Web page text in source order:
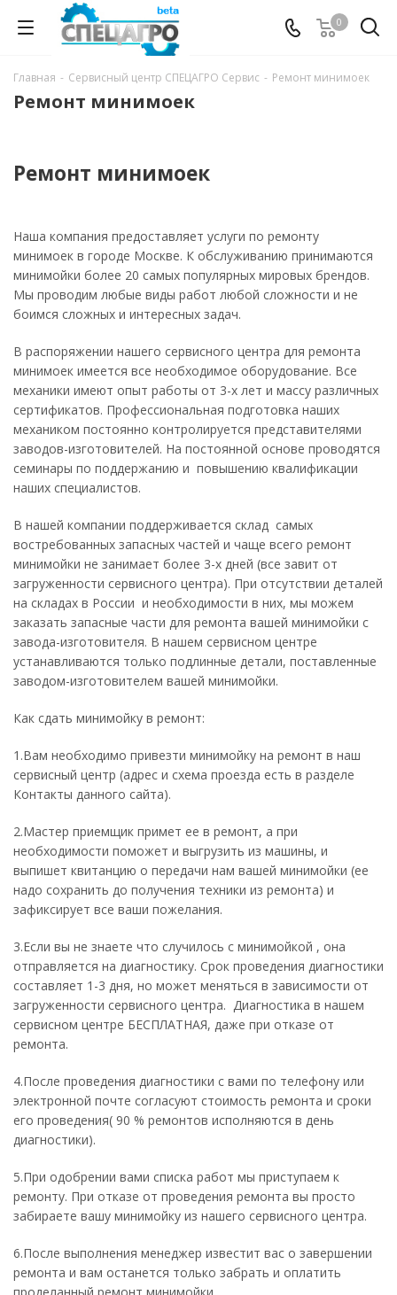
0
Главная - Сервисный центр СПЕЦАГРО Сервис - Ремонт минимоек
Ремонт минимоек
Ремонт минимоек
Наша компания предоставляет услуги по ремонту
минимоек в городе Москве. К обслуживанию принимаются
минимойки более 20 самых популярных мировых брендов.
Мы проводим любые виды работ любой сложности и не
боимся сложных и интересных задач.
В распоряжении нашего сервисного центра для ремонта
минимоек имеется все необходимое оборудование. Все
механики имеют опыт работы от 3-х лет и массу различных
сертификатов. Профессиональная подготовка наших
механиком постоянно контролируется представителями
заводов-изготовителей. На постоянной основе проводятся
семинары по поддержанию и повышению квалификации
наших специалистов.
В нашей компании поддерживается склад самых
востребованных запасных частей и чаще всего ремонт
минимойки не занимает более 3-х дней (все завит от
загруженности сервисного центра). При отсутствии деталей
на складах в России и необходимости в них, мы можем
заказать запасные части для ремонта вашей минимойки с
завода-изготовителя. В нашем сервисном центре
устанавливаются только подлинные детали, поставленные
заводом-изготовителем вашей минимойки.
Как сдать минимойку в ремонт:
1.Вам необходимо привезти минимойку на ремонт в наш
сервисный центр (адрес и схема проезда есть в разделе
Контакты данного сайта).
2.Мастер приемщик примет ее в ремонт, а при
необходимости поможет и выгрузить из машины, и
выпишет квитанцию о передачи нам вашей минимойки (ее
надо сохранить до получения техники из ремонта) и
зафиксирует все ваши пожелания.
3.Если вы не знаете что случилось с минимойкой , она
отправляется на диагностику. Срок проведения диагностики
составляет 1-3 дня, но может меняться в зависимости от
загруженности сервисного центра. Диагностика в нашем
сервисном центре БЕСПЛАТНАЯ, даже при отказе от
ремонта.
4.После проведения диагностики с вами по телефону или
электронной почте согласуют стоимость ремонта и сроки
его проведения( 90 % ремонтов исполняются в день
диагностики).
5.При одобрении вами списка работ мы приступаем к
ремонту. При отказе от проведения ремонта вы просто
забираете вашу минимойку из нашего сервисного центра.
6.После выполнения менеджер известит вас о завершении
ремонта и вам останется только забрать и оплатить